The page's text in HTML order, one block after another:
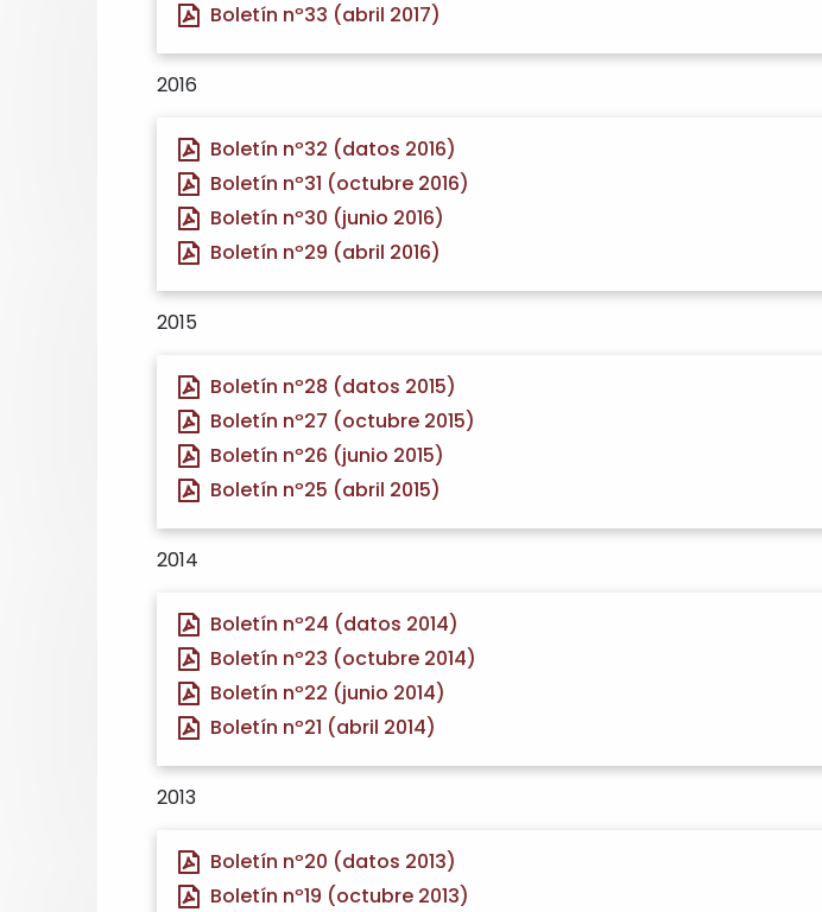
Boletín nº33 (abril 2017)
2016
Boletín nº32 (datos 2016)
Boletín nº31 (octubre 2016)
Boletín nº30 (junio 2016)
Boletín nº29 (abril 2016)
2015
Boletín nº28 (datos 2015)
Boletín nº27 (octubre 2015)
Boletín nº26 (junio 2015)
Boletín nº25 (abril 2015)
2014
Boletín nº24 (datos 2014)
Boletín nº23 (octubre 2014)
Boletín nº22 (junio 2014)
Boletín nº21 (abril 2014)
2013
Boletín nº20 (datos 2013)
Boletín nº19 (octubre 2013)